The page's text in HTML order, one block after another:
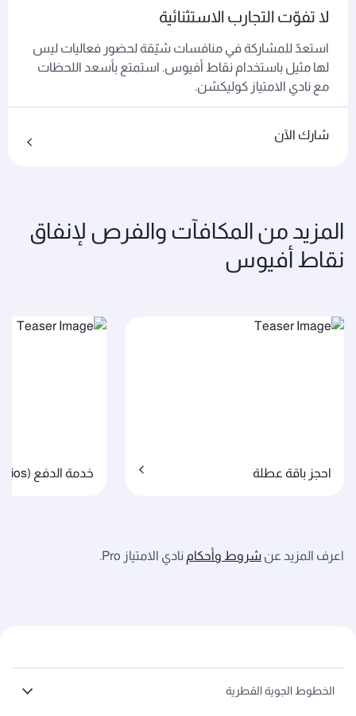
لا تفوّت التجارب الاستثنائية
استعدّ للمشاركة في منافسات شيّقة لحضور فعاليات ليس
لها مثيل باستخدام نقاط أفيوس. استمتع بأسعد اللحظات
مع نادي الامتياز كوليكشن.
شارك الآن
المزيد من المكافآت والفرص لإنفاق
نقاط أفيوس
احجز باقة عطلة خدمة الدفع (Cash + Avios)
اعرف المزيد عن شروط وأحكام نادي الامتياز Pro.
الخطوط الجوية القطرية